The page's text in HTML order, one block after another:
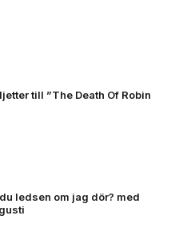
till ”The Death Of Robin
ledsen om jag dör? med